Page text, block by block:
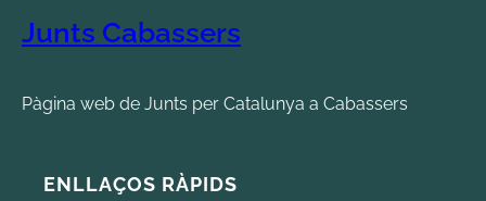
Junts Cabassers
Pàgina web de Junts per Catalunya a Cabassers
ENLLAÇOS RÀPIDS